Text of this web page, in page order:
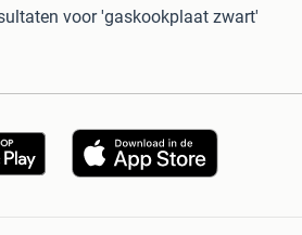
voor 'gaskookplaat zwart'